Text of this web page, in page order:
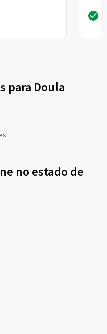
para Doula
no estado de